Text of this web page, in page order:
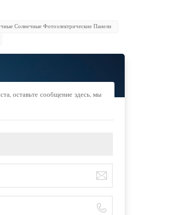
Солнечные Фотоэлектрические Панели
оставьте сообщение здесь, мы